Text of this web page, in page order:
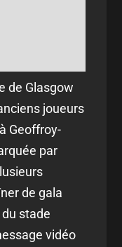
de Glasgow
joueurs
Geoffroy-
par
de gala
stade
vidéo